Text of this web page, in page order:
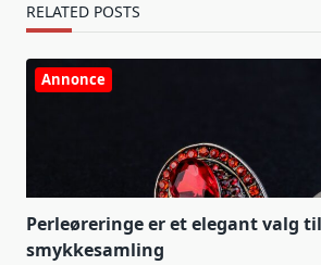
RELATED POSTS
Annonce
Perleøreringe er et elegant valg
smykkesamling